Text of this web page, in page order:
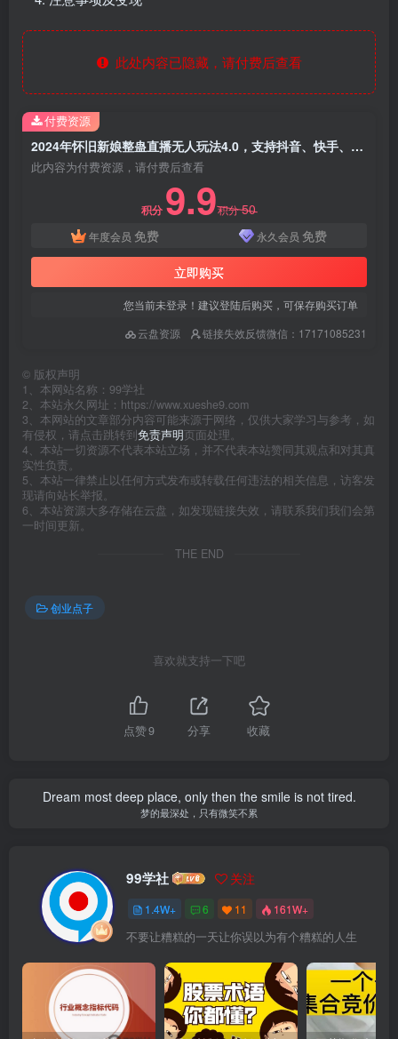
此处内容已隐藏，请付费后查看
2024年怀旧新娘整蛊直播无人玩法4.0，支持抖音、快手、视频号、B站四家通吃，利用闪光+干扰乱码的手法，开播5分钟瞬间拉爆直播间流量，稳定开播160小时无违规，单场爆撸音浪2000+
此内容为付费资源，请付费后查看
积分 9.9积分50
年度会员 免费 永久会员 免费
立即购买
您当前未登录！建议登陆后购买，可保存购买订单
云盘资源
链接失效反馈微信：17171085231
付费资源
© 版权声明
1、本网站名称：99学社
2、本站永久网址：https://www.xueshe9.com
3、本网站的文章部分内容可能来源于网络，仅供大家学习与参考，如
有侵权，请点击跳转到免责声明页面处理。
4、本站一切资源不代表本站立场，并不代表本站赞同其观点和对其真
实性负责。
5、本站一律禁止以任何方式发布或转载任何违法的相关信息，访客发
现请向站长举报。
6、本站资源大多存储在云盘，如发现链接失效，请联系我们我们会第
一时间更新。
THE END
创业点子
喜欢就支持一下吧
点赞9 分享 收藏
Dream most deep place, only then the smile is not tired.
梦的最深处，只有微笑不累
99学社 关注
1.4W+ 6 11 161W+
不要让糟糕的一天让你误以为有个糟糕的人生